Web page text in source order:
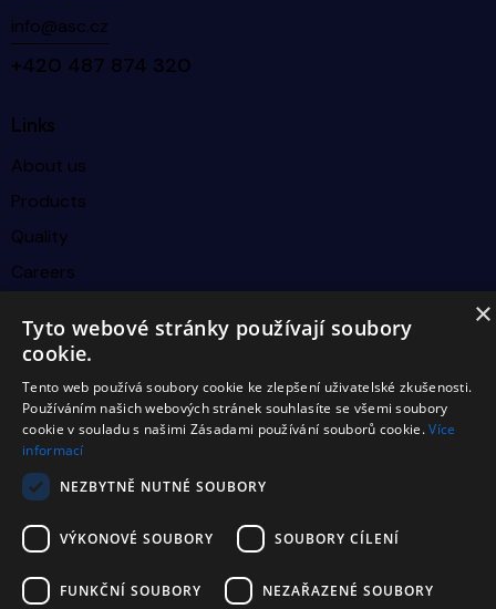
info@asc.cz
+420 487 874 320
Links
About us
Products
Quality
Careers
Follow us
Linkedin
Facebook
Instagram
×
Tyto webové stránky používají soubory
cookie.
Tento web používá soubory cookie ke zlepšení uživatelské zkušenosti.
Používáním našich webových stránek souhlasíte se všemi soubory
cookie v souladu s našimi Zásadami používání souborů cookie.Více
informací
NEZBYTNĚ NUTNÉ SOUBORY
VÝKONOVÉ SOUBORY SOUBORY CÍLENÍ
FUNKČNÍ SOUBORY NEZAŘAZENÉ SOUBORY